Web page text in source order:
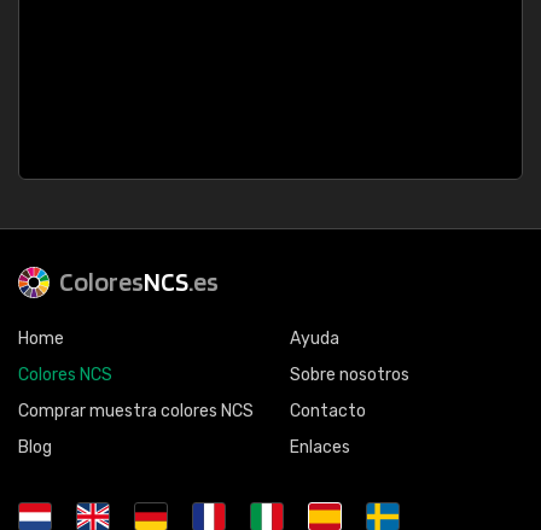
ColoresNCS.es
Home
Colores NCS
Comprar muestra colores NCS
Blog
Ayuda
Sobre nosotros
Contacto
Enlaces